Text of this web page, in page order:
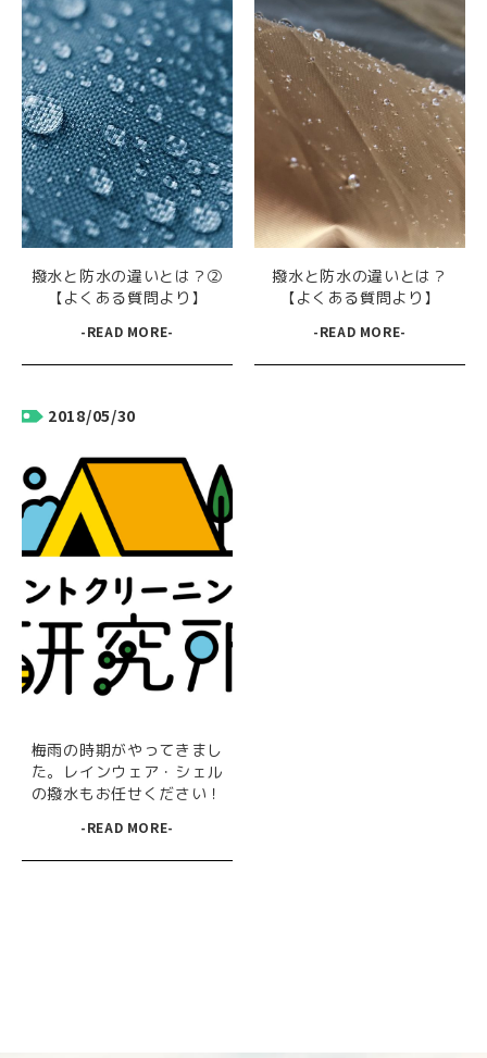
撥水と防水の違いとは？②
【よくある質問より】
-READ MORE-
撥水と防水の違いとは？
【よくある質問より】
-READ MORE-
2018/05/30
梅雨の時期がやってきまし
た。レインウェア・シェル
の撥水もお任せください！
-READ MORE-